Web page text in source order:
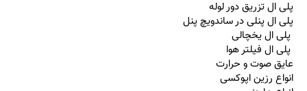
پلی ال تزریق دور لوله
پلی ال پنلی در ساندویچ پنل
پلی ال یخچالی
پلی ال فیلتر هوا
عایق صوت و حرارت
انواع رزین اپوکسی